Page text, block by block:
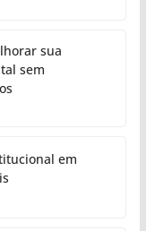
sua
sem
em